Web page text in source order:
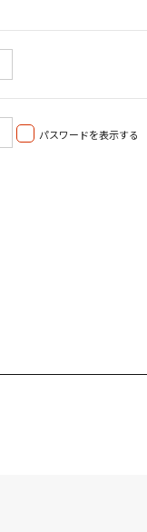
パスワードを表示する